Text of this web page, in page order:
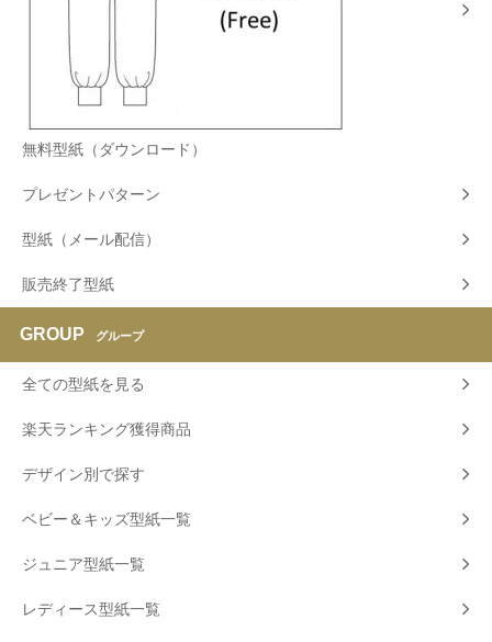
無料型紙（ダウンロード）
プレゼントパターン
型紙（メール配信）
販売終了型紙
GROUP グループ
全ての型紙を見る
楽天ランキング獲得商品
デザイン別で探す
ベビー＆キッズ型紙一覧
ジュニア型紙一覧
レディース型紙一覧